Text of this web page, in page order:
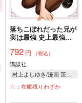
落ちこぼれだった兄が
実は最強 史上最強の
無自覚に無双する 16
792円 （税込）
講談社
村上よしゆき/漫画 茨木野/原作 あるてら/キャラクター原案
△：在庫残りわずか